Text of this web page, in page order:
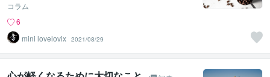
コラム
6
mini lovelovix 2021/08/29